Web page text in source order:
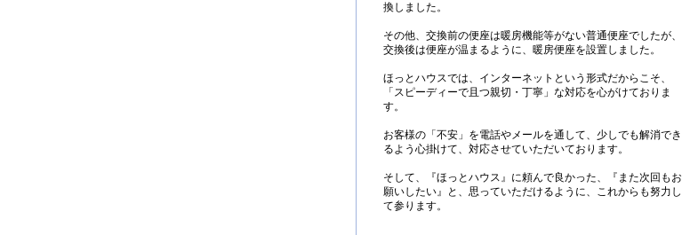
換しました。
その他、交換前の便座は暖房機能等がない普通便座でしたが、
交換後は便座が温まるように、暖房便座を設置しました。
ほっとハウスでは、インターネットという形式だからこそ、
「スピーディーで且つ親切・丁寧」な対応を心がけておりま
す。
お客様の「不安」を電話やメールを通して、少しでも解消でき
るよう心掛けて、対応させていただいております。
そして、『ほっとハウス』に頼んで良かった、『また次回もお
願いしたい』と、思っていただけるように、これからも努力し
て参ります。